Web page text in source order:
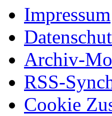
Impressum
Archiv-
RSS-
Cookie